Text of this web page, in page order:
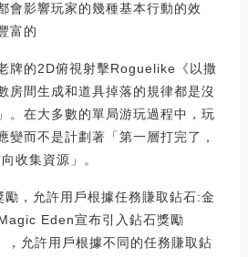
會影響玩家的幾種基本行動的效
富的
牌的2D俯視射擊Roguelike《以撒
房間生成和道具掉落的規律都是沒
。在大多數的單局游玩過程中，玩
變而不是計劃著「第一層打完了，
收集資源」。
，允許用戶根據任務賺取鉆石:金
Eden宣布引入鉆石獎勵
，允許用戶根據不同的任務賺取鉆